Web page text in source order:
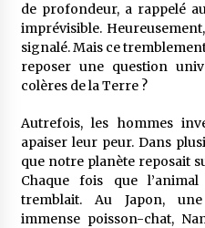
Rencontre
touareg)
5 ans ago
5 ans ago
Tradition
5 ans ago
de profondeur, a rappelé
imprévisible.
signalé. Mais ce
reposer une question
colères de la Terre ?
Autrefois, les hommes
apaiser leur peur. Dans
que notre planète reposait
Chaque fois que
tremblait. Au Japon,
immense poisson-chat,